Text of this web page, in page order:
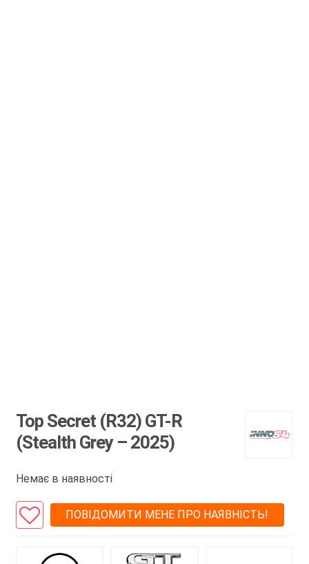
Top Secret (R32) GT-R
(Stealth Grey – 2025)
Немає в наявності
ПОВІДОМИТИ МЕНЕ ПРО НАЯВНІСТЬ!